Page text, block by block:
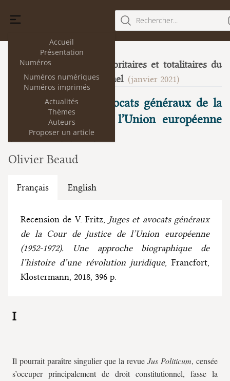
Accueil
Présentation
Numéros
Numéros numériques
Numéros imprimés
Actualités
Thèmes
Auteurs
Proposer un article
Rechercher...
25
Les doctrines autoritaires et totalitaires du
droit constitutionnel (janvier 2021)
V. Fritz, Juges et avocats généraux de la
Cour de justice de l’Union européenne
(1952-1972) (2018)
Olivier Beaud
Français English
Recension de V. Fritz, Juges et avocats généraux
de la Cour de justice de l’Union européenne
(1952-1972). Une approche biographique de
l’histoire d’une révolution juridique, Francfort,
Klostermann, 2018, 396 p.
I
Il pourrait paraître singulier que la revue Jus Politicum, censée
s’occuper principalement de droit constitutionnel, fasse la